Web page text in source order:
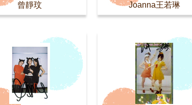
曾靜玟
Joanna王若琳